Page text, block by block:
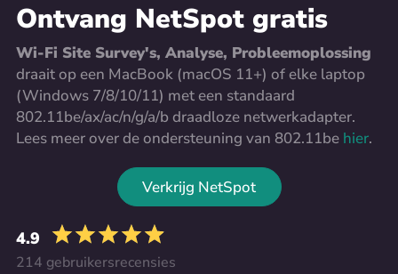
Ontvang NetSpot gratis
Wi-Fi Site Survey's, Analyse, Probleemoplossing
draait op een MacBook (macOS 11+) of elke laptop
(Windows 7/8/10/11) met een standaard
802.11be/ax/ac/n/g/a/b draadloze netwerkadapter.
Lees meer over de ondersteuning van 802.11be hier.
Verkrijg NetSpot
4.9
214 gebruikersrecensies